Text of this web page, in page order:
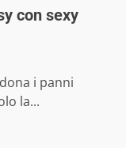
con sexy
i panni
la...